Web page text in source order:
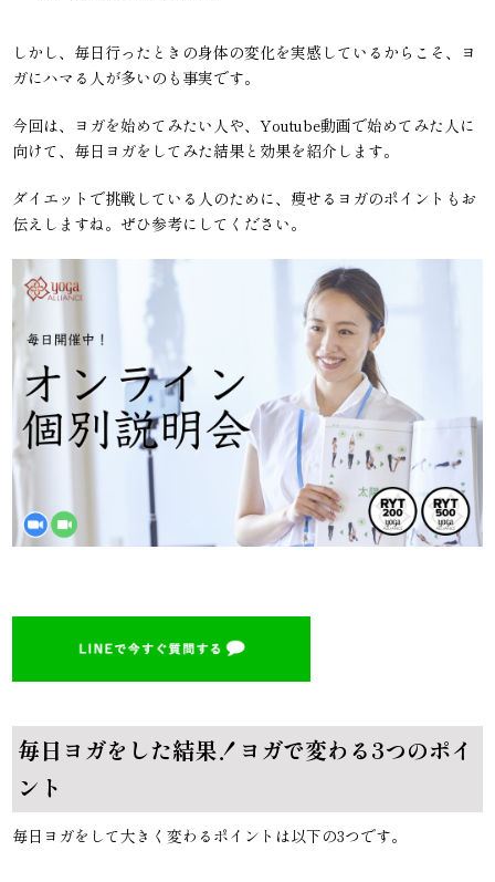
しかし、毎日行ったときの身体の変化を実感しているからこそ、ヨ
ガにハマる人が多いのも事実です。
今回は、ヨガを始めてみたい人や、Youtube動画で始めてみた人に
向けて、毎日ヨガをしてみた結果と効果を紹介します。
ダイエットで挑戦している人のために、痩せるヨガのポイントもお
伝えしますね。ぜひ参考にしてください。
毎日ヨガをした結果！ヨガで変わる3つのポイ
ント
毎日ヨガをして大きく変わるポイントは以下の3つです。